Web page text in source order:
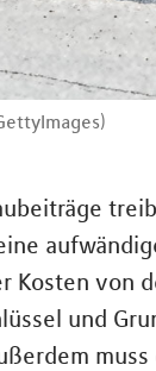
Kosten von
und